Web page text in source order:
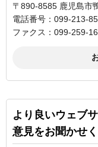
〒890-8585 鹿児島市
電話番号：099-213-
ファクス：099-259-
より良いウェブ
意見をお聞かせ